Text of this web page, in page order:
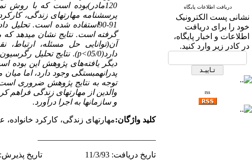
دریافت اطلاعات پایگاه
نشانی پست الکترونیک
خود را برای دریافت
اطلاعات و اخبار پایگاه،
در کادر زیر وارد کنید.
rss
120مادر)بوده است که با روش
پرسشنامه مهارتهای زندگی، کارکرد
91-90استفاده شده است. تحلیل داده‌ها با استفاده از ضریب همبستگی پیرسون، رگرسیون چند متغیره، و آزمون
گرفته است. نتایج نشان می­دهد که
آن(توانایی حل مسئله،
دارد(05/0
p<). نتایج تحلیل
دیگر یافته‌های پژوهش این بوده
پدرانهمبستگی وجود دارد، اما
توجه به نتایج پژوهش ضروری است
والدین از مهارتهای زندگی
و سازمانها به اجرا درآورد.
کلید واژگان:مهارتهای زندگی، کارکرد
تاریخ دریافت: 11/3/93 تاریخ پذیرش: 19/7/94